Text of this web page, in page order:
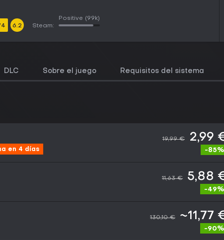
6.2 Steam:
Positive (99k)
DLC Sobre el juego Requisitos del sistema
en 4 días
19,99 € 2,99
-85%
11,63 € 5,88
-49%
130,10 € ~11,77
-90%